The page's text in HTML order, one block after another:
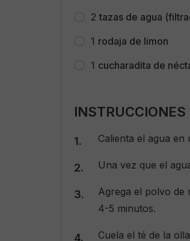
2 tazas de agua
1 rodaja de limon
1 cucharadita de
INSTRUCCIONES
Calienta el agua en
Una vez que el
Agrega el polvo de
4-5 minutos.
Cuela el té de la